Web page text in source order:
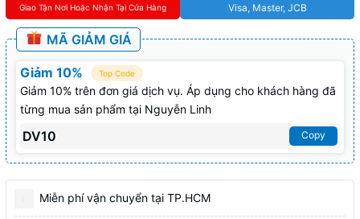
Giao Tận Nơi Hoặc Nhận Tại Cửa Hàng Visa, Master, JCB
MÃ GIẢM GIÁ
Giảm 10% Top Code
Giảm 10% trên đơn giá dịch vụ. Áp dụng cho khách hàng đã
từng mua sản phẩm tại Nguyễn Linh
DV10 Copy
Miễn phí vận chuyển tại TP.HCM